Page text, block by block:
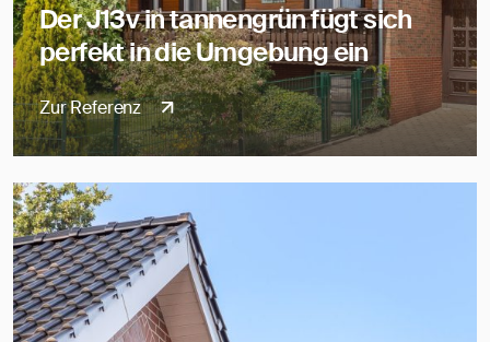
Der J13v in tannengrün fügt sich
perfekt in die Umgebung ein
Zur Referenz